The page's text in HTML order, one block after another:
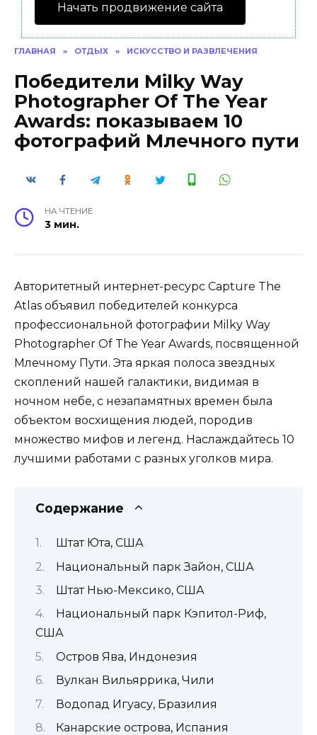
Начать продвижение сайта
ГЛАВНАЯ » ОТДЫХ » ИСКУССТВО И РАЗВЛЕЧЕНИЯ
Победители Milky Way
Photographer Of The Year
Awards: показываем 10
фотографий Млечного пути
НА ЧТЕНИЕ
3 мин.
Авторитетный интернет-ресурс Capture The
Atlas объявил победителей конкурса
профессиональной фотографии Milky Way
Photographer Of The Year Awards, посвященной
Млечному Пути. Эта яркая полоса звездных
скоплений нашей галактики, видимая в
ночном небе, с незапамятных времен была
объектом восхищения людей, породив
множество мифов и легенд. Наслаждайтесь 10
лучшими работами с разных уголков мира.
Содержание
Штат Юта, США
Национальный парк Зайон, США
Штат Нью-Мексико, США
Национальный парк Кэпитол-Риф,
США
Остров Ява, Индонезия
Вулкан Вильяррика, Чили
Водопад Игуасу, Бразилия
Канарские острова, Испания